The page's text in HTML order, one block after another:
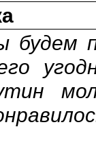
будем